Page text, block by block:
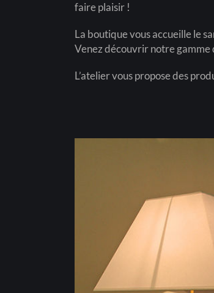
faire plaisir !
La boutique vous accueille le
Venez découvrir notre gamme
L’atelier vous propose des